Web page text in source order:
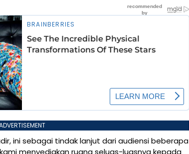
ini sebagai tindak lanjut dari audiensi beberapa
menyediakan ruang seluas-luasnya kepada